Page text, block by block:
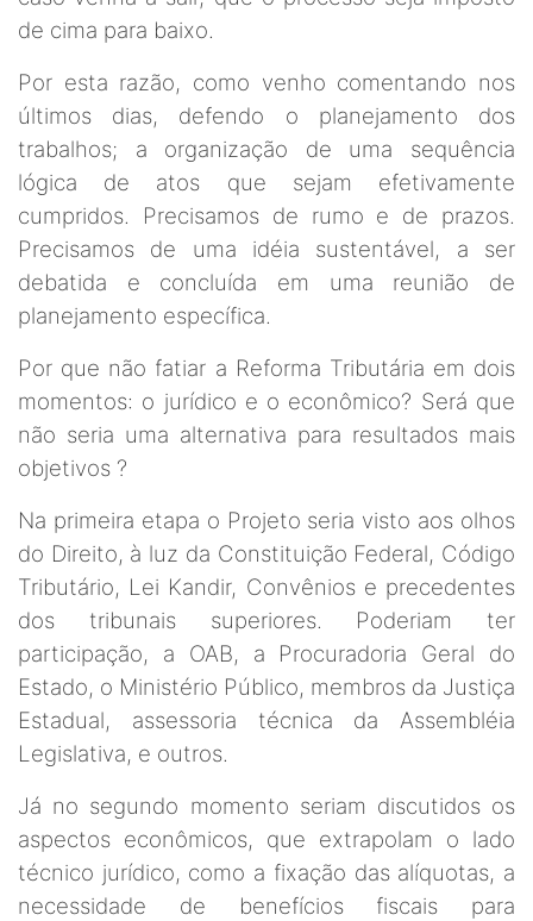
de cima para baixo.
Por esta razão, como venho comentando nos
últimos dias, defendo o planejamento dos
trabalhos; a organização de uma sequência
lógica de atos que sejam efetivamente
cumpridos. Precisamos de rumo e de prazos.
Precisamos de uma idéia sustentável, a ser
debatida e concluída em uma reunião de
planejamento específica.
Por que não fatiar a Reforma Tributária em dois
momentos: o jurídico e o econômico? Será que
não seria uma alternativa para resultados mais
objetivos ?
Na primeira etapa o Projeto seria visto aos olhos
do Direito, à luz da Constituição Federal, Código
Tributário, Lei Kandir, Convênios e precedentes
dos tribunais superiores. Poderiam ter
participação, a OAB, a Procuradoria Geral do
Estado, o Ministério Público, membros da Justiça
Estadual, assessoria técnica da Assembléia
Legislativa, e outros.
Já no segundo momento seriam discutidos os
aspectos econômicos, que extrapolam o lado
técnico jurídico, como a fixação das alíquotas, a
necessidade de benefícios fiscais para